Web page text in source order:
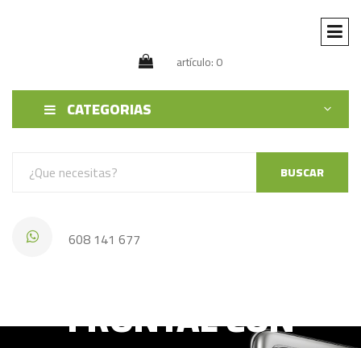
artículo: 0
CATEGORIAS
BUSCAR
608 141 677
FRONTAL CON